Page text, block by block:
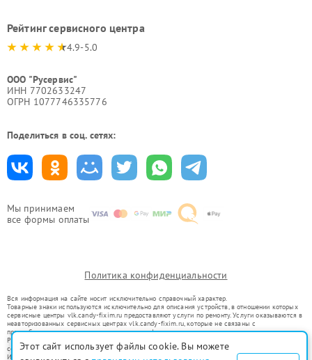
Мы принимаем
все формы оплаты
Рейтинг сервисного центра
4.9-5.0
ООО "Русервис"
ИНН 7702633247
ОГРН 1077746335776
Поделиться в соц. сетях:
Политика конфиденциальности
Вся информация на сайте носит исключительно справочный характер.
Товарные знаки используются исключительно для описания устройств, в отношении которых
сервисные центры vlk.candy-fixim.ru предоставляют услуги по ремонту. Услуги оказываются в
неавторизованных сервисных центрах vlk.candy-fixim.ru, которые не связаны с
правообладателями товарных знаков или их официальными представителями.
Ремонт осуществляется для устройств, уже введенных в гражданский оборот в соответствии
со статьей 1487 ГК РФ.
Использование товарных знаков не преследует цели индивидуализации услуг или введения
Этот сайт использует файлы cookie. Вы можете